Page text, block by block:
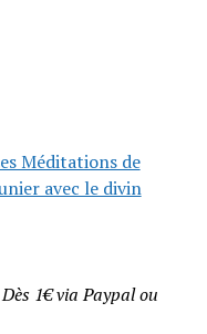
Méditations de
avec le divin
1€ via Paypal ou